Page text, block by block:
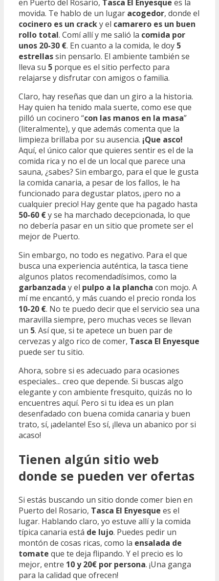
en Puerto del Rosario, Tasca El Enyesque es la
movida. Te hablo de un lugar acogedor, donde el
cocinero es un cracky el camarero es un buen
rollo total. Comí allí y me salió la comida por
unos 20-30 €. En cuanto a la comida, le doy 5
estrellassin pensarlo. El ambiente también se
lleva su 5 porque es el sitio perfecto para
relajarse y disfrutar con amigos o familia.
Claro, hay reseñas que dan un giro a la historia.
Hay quien ha tenido mala suerte, como ese que
pilló un cocinero “con las manos en la masa”
(literalmente), y que además comenta que la
limpieza brillaba por su ausencia. ¡Que asco!
Aquí, el único calor que quieres sentir es el de la
comida rica y no el de un local que parece una
sauna, ¿sabes? Sin embargo, para el que le gusta
la comida canaria, a pesar de los fallos, le ha
funcionado para degustar platos, ¡pero no a
cualquier precio! Hay gente que ha pagado hasta
50-60 €y se ha marchado decepcionada, lo que
no debería pasar en un sitio que promete ser el
mejor de Puerto.
Sin embargo, no todo es negativo. Para el que
busca una experiencia auténtica, la tasca tiene
algunos platos recomendadísimos, como la
garbanzada y el pulpo a la plancha con mojo. A
mí me encantó, y más cuando el precio ronda los
10-20 €. No te puedo decir que el servicio sea una
maravilla siempre, pero muchas veces se llevan
un 5. Así que, si te apetece un buen par de
cervezas y algo rico de comer, Tasca El Enyesque
puede ser tu sitio.
Ahora, sobre si es adecuado para ocasiones
especiales... creo que depende. Si buscas algo
elegante y con ambiente fresquito, quizás no lo
encuentres aquí. Pero si tu idea es un plan
desenfadado con buena comida canaria y buen
trato, sí, ¡adelante! Eso sí, ¡lleva un abanico por si
acaso!
Tienen algún sitio web
donde se pueden ver ofertas
Si estás buscando un sitio donde comer bien en
Puerto del Rosario, Tasca El Enyesque es el
lugar. Hablando claro, yo estuve allí y la comida
típica canaria está de lujo. Puedes pedir un
montón de cosas ricas, como la ensalada de
tomate que te deja flipando. Y el precio es lo
mejor, entre 10 y 20€ por persona. ¡Una ganga
para la calidad que ofrecen!